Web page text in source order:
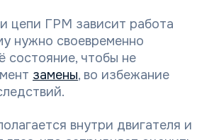
цепи ГРМ зависит работа
нужно своевременно
состояние, чтобы не
замены, во избежание
внутри двигателя и